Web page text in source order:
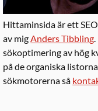
Hittaminsida är ett
av mig Anders Tibbling
sökoptimering av hög
på de organiska
sökmotorerna så